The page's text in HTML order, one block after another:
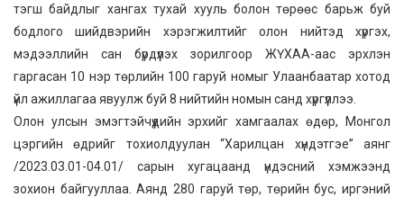
тэгш байдлыг хангах тухай хууль болон төрөөс барьж буй
бодлого шийдвэрийн хэрэгжилтийг олон нийтэд хүргэх,
мэдээллийн сан бүрдүүлэх зорилгоор ЖҮХАА-аас эрхлэн
гаргасан 10 нэр төрлийн 100 гаруй номыг Улаанбаатар хотод
үйл ажиллагаа явуулж буй 8 нийтийн номын санд хүргүүллээ.
Олон улсын эмэгтэйчүүдийн эрхийг хамгаалах өдөр, Монгол
цэргийн өдрийг тохиолдуулан “Харилцан хүндэтгэе” аянг
/2023.03.01-04.01/ сарын хугацаанд үндэсний хэмжээнд
зохион байгууллаа. Аянд 280 гаруй төр, төрийн бус, иргэний